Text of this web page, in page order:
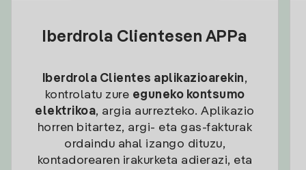
Iberdrola Clientesen APPa
Iberdrola Clientes aplikazioarekin,
kontrolatu zure eguneko kontsumo
elektrikoa, argia aurrezteko. Aplikazio
horren bitartez, argi- eta gas-fakturak
ordaindu ahal izango dituzu,
kontadorearen irakurketa adierazi, eta